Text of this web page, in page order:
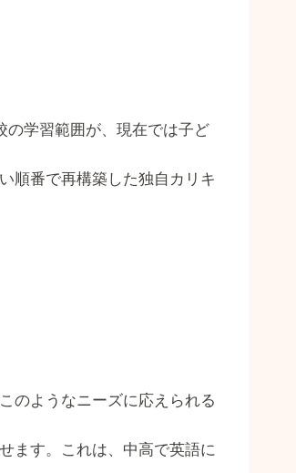
学習範囲が、現在では子ど
順番で再構築した独自カリキ
のようなニーズに応えられる
ます。これは、中高で英語に